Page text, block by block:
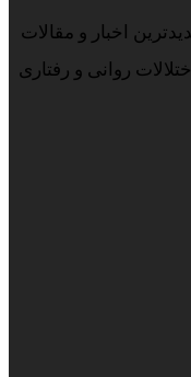
اخبار و مقالات
روانی و رفتاری